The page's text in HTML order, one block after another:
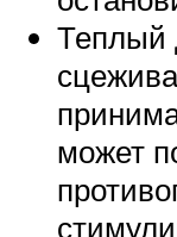
Теплый
может